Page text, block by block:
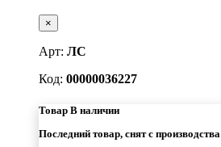
×
Арт: ЛС
Код: 00000036227
Товар В наличии
Последний товар, снят с производства